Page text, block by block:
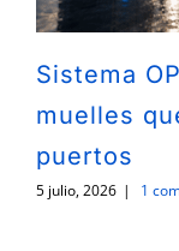
Sistema
muelles
puertos
5 julio, 2026 | 1